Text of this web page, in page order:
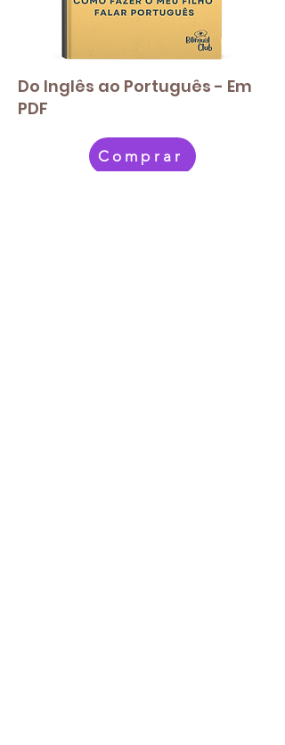
Do Inglês ao Português - Em
PDF
Comprar